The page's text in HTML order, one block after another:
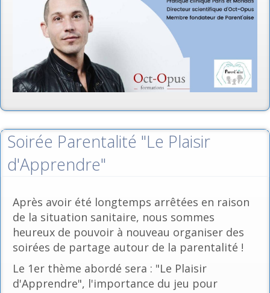
Soirée Parentalité "Le Plaisir
d'Apprendre"
Après avoir été longtemps arrêtées en raison
de la situation sanitaire, nous sommes
heureux de pouvoir à nouveau organiser des
soirées de partage autour de la parentalité !
Le 1er thème abordé sera : "Le Plaisir
d'Apprendre", l'importance du jeu pour